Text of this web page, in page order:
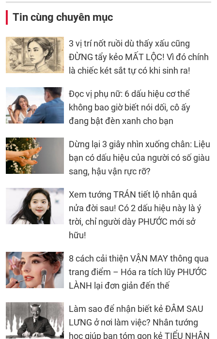
Tin cùng chuyên mục
3 vị trí nốt ruồi dù thấy xấu cũng
ĐỪNG tẩy kẻo MẤT LỘC! Vì đó chính
là chiếc két sắt tự có khi sinh ra!
Đọc vị phụ nữ: 6 dấu hiệu cơ thể
không bao giờ biết nói dối, cô ấy
đang bật đèn xanh cho bạn
Dừng lại 3 giây nhìn xuống chân: Liệu
bạn có dấu hiệu của người có số giàu
sang, hậu vận rực rỡ?
Xem tướng TRÁN tiết lộ nhân quả
nửa đời sau! Có 2 dấu hiệu này là ý
trời, chỉ người dày PHƯỚC mới sở
hữu!
8 cách cải thiện VẬN MAY thông qua
trang điểm – Hóa ra tích lũy PHƯỚC
LÀNH lại đơn giản đến thế
Làm sao để nhận biết kẻ ĐÂM SAU
LƯNG ở nơi làm việc? Nhân tướng
học giúp bạn tóm gọn kẻ TIỂU NHÂN